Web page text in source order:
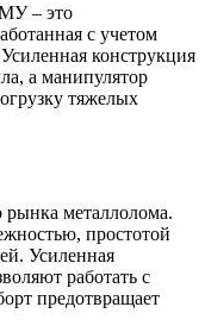
– это
с учетом
конструкция
а манипулятор
тяжелых
рынка металлолома.
простотой
Усиленная
работать с
предотвращает